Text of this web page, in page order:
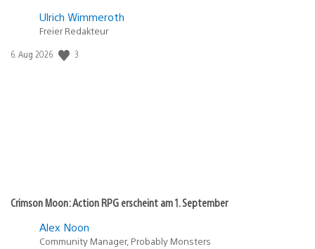
Ulrich Wimmeroth
Freier Redakteur
Veröffentlichungsdatum:
6. Aug 2026 3
Crimson Moon: Action RPG erscheint am 1. September
Alex Noon
Community Manager, Probably Monsters